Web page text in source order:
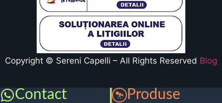
Copyright © Sereni Capelli – All Rights Reserved Blog
Contact Produse